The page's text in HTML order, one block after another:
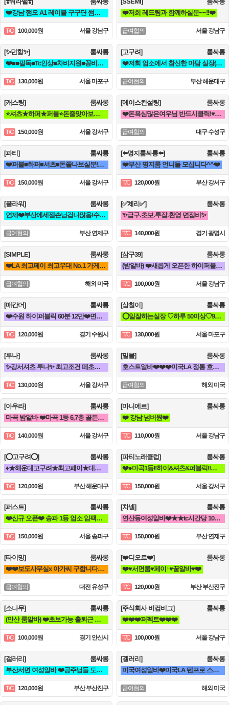
❤️강남 쩜오 A1 레이블 구구단 썸데이 도깨비❤️
T/C 100,000원 서울 강남구
❤️저희 레드팀과 함께하실분~~!!❤️
급여협의 서울 강남구
[✨던힐✨]
룸싸롱
❤️■■필독■Tc인상■차비지원■꽁비지급■■❤️
T/C 130,000원 서울 마포구
[고구려]
룸싸롱
❤️저희 업소에서 참신한 마담 실장(멤버) 영업진 구좌 사장님들을 모십니다❤️
급여협의 부산 해운대구
[캐스팅]
룸싸롱
⭐셔츠★하퍼★퍼블⭐돈줄맞아보자★갯수보장★술강요NO★출퇴근자유⭐
T/C 150,000원 서울 강서구
[에이스컨설팅]
룸싸롱
❤️돈욕심많은여우님 반드시클릭!♥♥최고페이♥♥당일지급❤️
급여협의 대구 수성구
[파티]
룸싸롱
❤️퍼블■하퍼■셔츠■돈쭐나보실분!■술강요X■출퇴근맘대로■갯수보장❤️
T/C 150,000원 서울 강서구
[⬅️명지룸싸롱⬅️]
룸싸롱
❤️부산 명지룸 언니들 모십니다^^❤️
T/C 120,000원 부산 강서구
[플라워]
룸싸롱
연제❤️부산에세젤손님겁나많음!수위없음x갯수보장,텃세x홀복자유❤️
급여협의 부산 연제구
[✅체리✅]
룸싸롱
✨급구.초보.투잡.환영 면접비✨
T/C 140,000원 경기 광명시
[SIMPLE]
룸싸롱
❤️LA 최고페이 최고우대 No.1 가게에서 직원 모집합니다❤️
급여협의 해외 미국
[삼구39]
룸싸롱
(밤알바) ❤️새롭게 오픈한 하이퍼블릭 샤이니 입니다!!!❤️
T/C 100,000원 서울 강남구
[매칸더]
룸싸롱
❤️수원 하이퍼블릭 60분 12만❤️면접교통비10만❤️수원A팀❤️
T/C 120,000원 경기 수원시
[삼칠이]
룸싸롱
⭕일잘하는실장 ♡하루 50이상♡90분♡ 당일지급♡훈훈⭕
T/C 130,000원 서울 마포구
[루나]
룸싸롱
✨강서셔츠 루나✨ 최고조건 떼초없음! 케어보장! 60분 풀티13✨
T/C 130,000원 서울 강서구
[밀물]
룸싸롱
호스트알바❤️❤️❤️미국LA 정통 호스트빠❤️❤️❤️
급여협의 해외 미국
[아우라]
룸싸롱
마곡 밤알바 ❤️마곡 1등 6,7층 골든타워 발리팀❤️
T/C 140,000원 서울 강서구
[마니에르]
룸싸롱
❤️ 강남 넘버원❤️
T/C 110,000원 서울 강남구
[⭕고구려⭕]
룸싸롱
♦️★해운대고구려★최고페이★대우받으며 일하실언니들^^♦️
T/C 120,000원 부산 해운대구
[파티노래클럽]
룸싸롱
❤️●마곡1등!!하이&셔츠&퍼블릭!!갯수보장●❤️
T/C 150,000원 서울 강서구
[퍼스트]
룸싸롱
❤️신규 오픈❤️ 송파 1등 업소 임팩트 이쁜 언니들 구해요^^❤️
T/C 150,000원 서울 송파구
[차넬]
룸싸롱
연산동여성알바❤️★★tc시간당 10만원 빨리오세요★★ 조건 맞춰 드림❤️
T/C 150,000원 부산 연제구
[타이밍]
룸싸롱
❤️❤️보도사무실x 아가씨 구합니다❤️❤️
급여협의 대전 유성구
[❤️디오르❤️]
룸싸롱
❤️♥서면룸♥페이↑♥꿀알바♥❤️
T/C 120,000원 부산 부산진구
[소나무]
룸싸롱
(안산 룸알바) ❤️초보가능 출퇴근 갯수보장❤️
T/C 100,000원 경기 안산시
[주식회사 비컴비그]
룸싸롱
❤️❤️❤️퍼펙트❤️❤️❤️
T/C 100,000원 서울 강남구
[갤러리]
룸싸롱
부산서면 여성알바 ❤️공주님들 도와주세요^^❤️
T/C 120,000원 부산 부산진구
[겔러리]
룸싸롱
미국여성알바❤️미국LA 텐프로 스타일 로테이션 가라오케❤️
급여협의 해외 미국